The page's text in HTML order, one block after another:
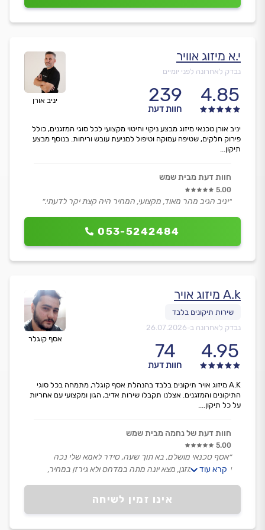
יניב אורן
י.א מיזוג אוויר
נבדק לאחרונה לפני יומיים
4.85
239
חוות דעת
053-5242484
יניב אורן טכנאי מיזוג מבצע ניקוי וחיטוי מקצועי לכל סוגי המזגנים, כולל
פירוק חלקים, שטיפה עמוקה וטיפול למניעת עובש וריחות. בנוסף מבצע
תיקון...
חוות דעת מבית שמש
5.00
״יניב הגיב מהר מאוד, מקצועי, המחיר היה קצת יקר לדעתי.״
אסף קוגלר
A.k מיזוג אויר
נבדק לאחרונה ב-26.07.2026
4.95
74
חוות דעת
אינו זמין לשיחה
A.K מיזוג אויר תיקונים בלבד בהנהלת אסף קוגלר, מתמחה בכל סוגי
התיקונים והמזגנים. אצלנו תקבלו שירות אדיב, הגון ומקצועי עם אחריות
על כל תיקון....
חוות דעת של נחמה מבית שמש
5.00
״אסף טכנאי מושלם, בא תוך שעה, סידר לאמא שלי נכה
ולאבא את המזגן, מצא יונה מתה במדחס ולא גירזן במחיר,
קרא עוד